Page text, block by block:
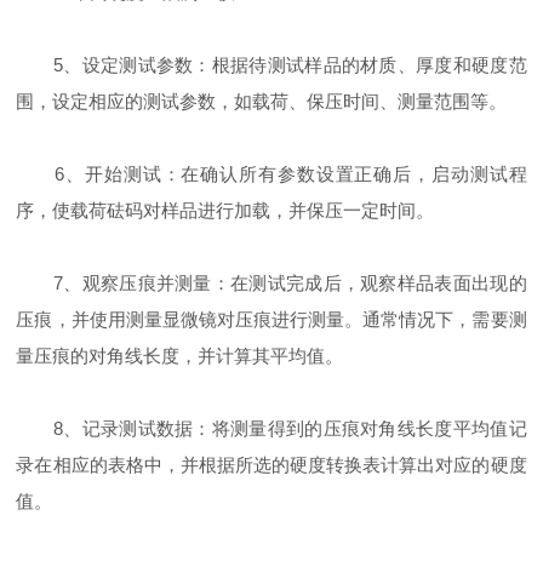
5、设定测试参数：根据待测试样品的材质、厚度和硬度范
围，设定相应的测试参数，如载荷、保压时间、测量范围等。
6、开始测试：在确认所有参数设置正确后，启动测试程
序，使载荷砝码对样品进行加载，并保压一定时间。
7、观察压痕并测量：在测试完成后，观察样品表面出现的
压痕，并使用测量显微镜对压痕进行测量。通常情况下，需要测
量压痕的对角线长度，并计算其平均值。
8、记录测试数据：将测量得到的压痕对角线长度平均值记
录在相应的表格中，并根据所选的硬度转换表计算出对应的硬度
值。